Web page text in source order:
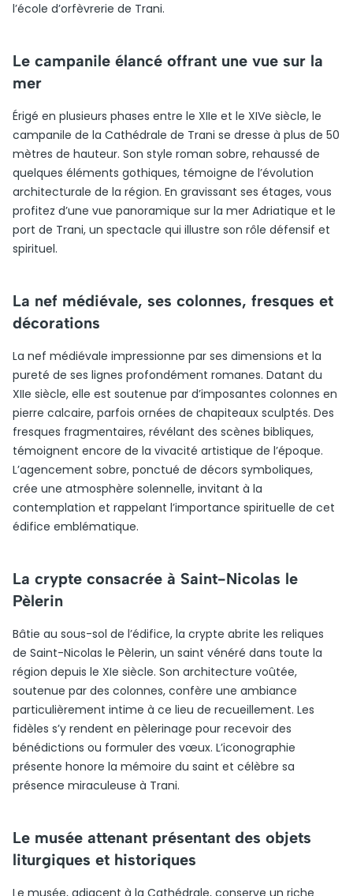
l’école d’orfèvrerie de Trani.
Le campanile élancé offrant une vue sur la
mer
Érigé en plusieurs phases entre le XIIe et le XIVe siècle, le
campanile de la Cathédrale de Trani se dresse à plus de 50
mètres de hauteur. Son style roman sobre, rehaussé de
quelques éléments gothiques, témoigne de l’évolution
architecturale de la région. En gravissant ses étages, vous
profitez d’une vue panoramique sur la mer Adriatique et le
port de Trani, un spectacle qui illustre son rôle défensif et
spirituel.
La nef médiévale, ses colonnes, fresques et
décorations
La nef médiévale impressionne par ses dimensions et la
pureté de ses lignes profondément romanes. Datant du
XIIe siècle, elle est soutenue par d’imposantes colonnes en
pierre calcaire, parfois ornées de chapiteaux sculptés. Des
fresques fragmentaires, révélant des scènes bibliques,
témoignent encore de la vivacité artistique de l’époque.
L’agencement sobre, ponctué de décors symboliques,
crée une atmosphère solennelle, invitant à la
contemplation et rappelant l’importance spirituelle de cet
édifice emblématique.
La crypte consacrée à Saint-Nicolas le
Pèlerin
Bâtie au sous-sol de l’édifice, la crypte abrite les reliques
de Saint-Nicolas le Pèlerin, un saint vénéré dans toute la
région depuis le XIe siècle. Son architecture voûtée,
soutenue par des colonnes, confère une ambiance
particulièrement intime à ce lieu de recueillement. Les
fidèles s’y rendent en pèlerinage pour recevoir des
bénédictions ou formuler des vœux. L’iconographie
présente honore la mémoire du saint et célèbre sa
présence miraculeuse à Trani.
Le musée attenant présentant des objets
liturgiques et historiques
Le musée, adjacent à la Cathédrale, conserve un riche